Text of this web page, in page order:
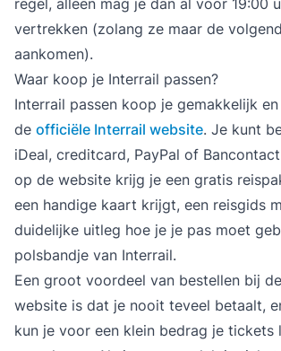
vertrekken (zolang ze maar de
aankomen).
Waar koop je Interrail passen?
Interrail passen koop je gemakkelijk
de officiële Interrail website. Je kunt
iDeal, creditcard, PayPal of
op de website krijg je een gratis
een handige kaart krijgt, een reisgids
duidelijke uitleg hoe je je pas moet
polsbandje van Interrail.
Een groot voordeel van bestellen bij
website is dat je nooit teveel betaalt,
kun je voor een klein bedrag je tickets